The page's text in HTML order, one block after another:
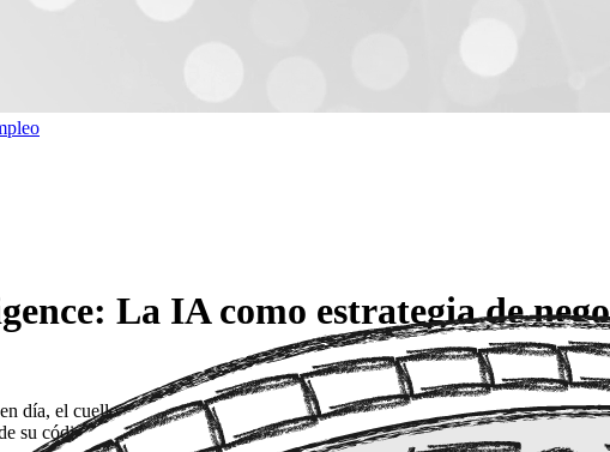
La IA como estrategia de
día, el cuello de botella ya no es "cómo" programar una funcionalidad,
su código, sino en la profundidad con la que el equipo técnico entiende el